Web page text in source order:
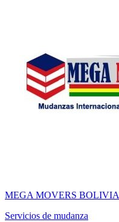
MEGA MOVERS BOLIVIA
Servicios de mudanza